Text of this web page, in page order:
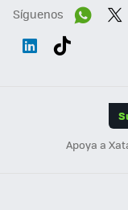
Síguenos
Apoya a